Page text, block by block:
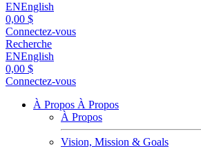
ENEnglish
0,00 $
Connectez-vous
Recherche
ENEnglish
0,00 $
Connectez-vous
À Propos À Propos
À Propos
Vision, Mission & Goals